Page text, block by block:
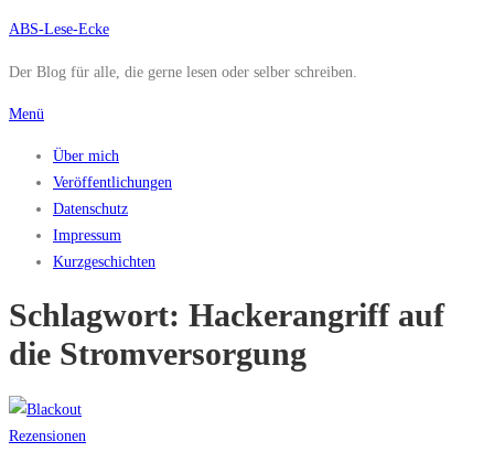
Zum
springen
ABS-Lese-Ecke
Der Blog für alle, die gerne lesen oder selber schreiben.
Menü
Über mich
Veröffentlichungen
Datenschutz
Impressum
Kurzgeschichten
Schlagwort: Hackerangriff auf
die Stromversorgung
Rezensionen